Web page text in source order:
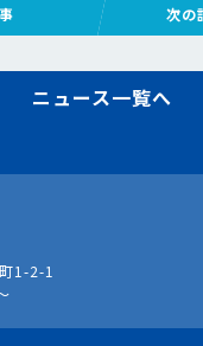
次の
ニュース一覧へ
1-2-1